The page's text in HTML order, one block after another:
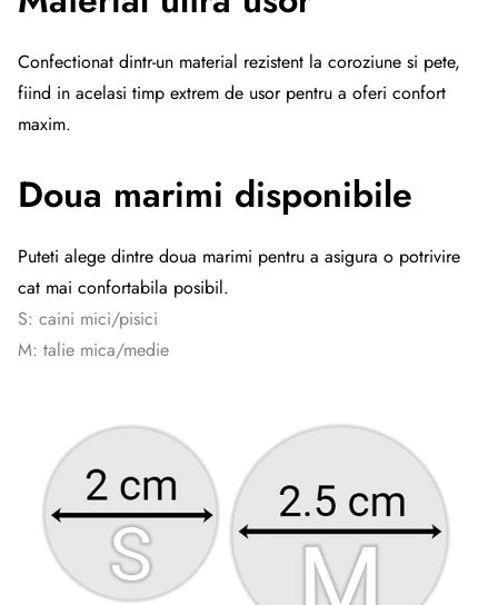
Confectionat dintr-un material rezistent la coroziune si pete,
fiind in acelasi timp extrem de usor pentru a oferi confort
maxim.
Doua marimi disponibile
Puteti alege dintre doua marimi pentru a asigura o potrivire
cat mai confortabila posibil.
S: caini mici/pisici
M: talie mica/medie